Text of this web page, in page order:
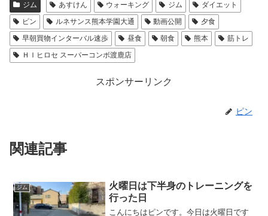
ジム あすけん ウォーキング ジム
ダイエット
ピン
ルネサンス熊本学園大通 動画公開
夕食
早朝買物インターバル速歩
昼食 朝食 熊本
筋トレ
ＨＩヒロセ スーパーコンボ渡鹿店
スポンサーリンク
ピン
関連記事
ジム
火曜日は下半身のトレーニングを
行った日
こんにちはピンです。今日は火曜日です